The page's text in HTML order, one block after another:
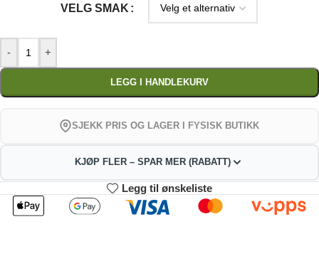
VELG SMAK
- +
LEGG I HANDLEKURV
SJEKK PRIS OG LAGER I FYSISK BUTIKK
KJØP FLER – SPAR MER (RABATT)
2
324.72
kr
3-4
321.44
Legg til ønskeliste